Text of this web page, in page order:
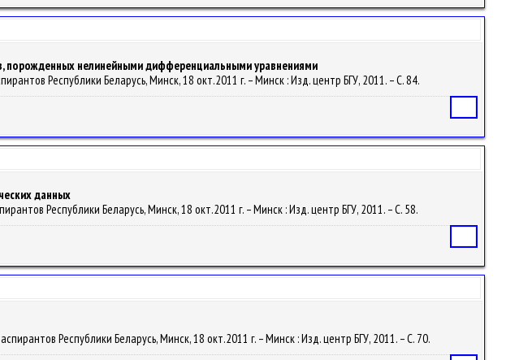
порожденных нелинейными дифференциальными уравнениями
Республики Беларусь, Минск, 18 окт.2011 г. – Минск : Изд. центр БГУ, 2011. – С. 84.
данных
Республики Беларусь, Минск, 18 окт.2011 г. – Минск : Изд. центр БГУ, 2011. – С. 58.
Республики Беларусь, Минск, 18 окт.2011 г. – Минск : Изд. центр БГУ, 2011. – С. 70.